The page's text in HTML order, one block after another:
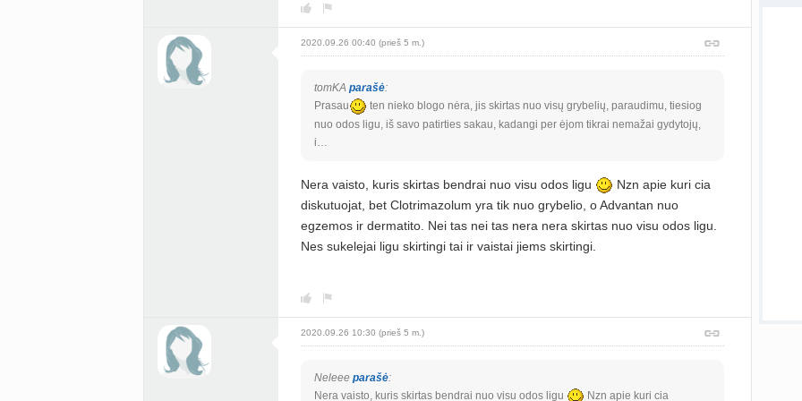
2020.09.26 00:40 (prieš 5 m.)
tomKA parašė:
Prasau
ten nieko blogo nėra, jis skirtas nuo visų grybelių, paraudimu, tiesiog
nuo odos ligu, iš savo patirties sakau, kadangi per ėjom tikrai nemažai gydytojų,
i…
Nera vaisto, kuris skirtas bendrai nuo visu odos ligu
Nzn apie kuri cia
diskutuojat, bet Clotrimazolum yra tik nuo grybelio, o Advantan nuo
egzemos ir dermatito. Nei tas nei tas nera nera skirtas nuo visu odos ligu.
Nes sukelejai ligu skirtingi tai ir vaistai jiems skirtingi.
2020.09.26 10:30 (prieš 5 m.)
Neleee parašė:
Nera vaisto, kuris skirtas bendrai nuo visu odos ligu
Nzn apie kuri cia